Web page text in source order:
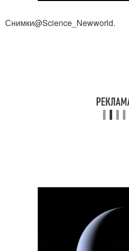
Снимки@Science_Newworld.